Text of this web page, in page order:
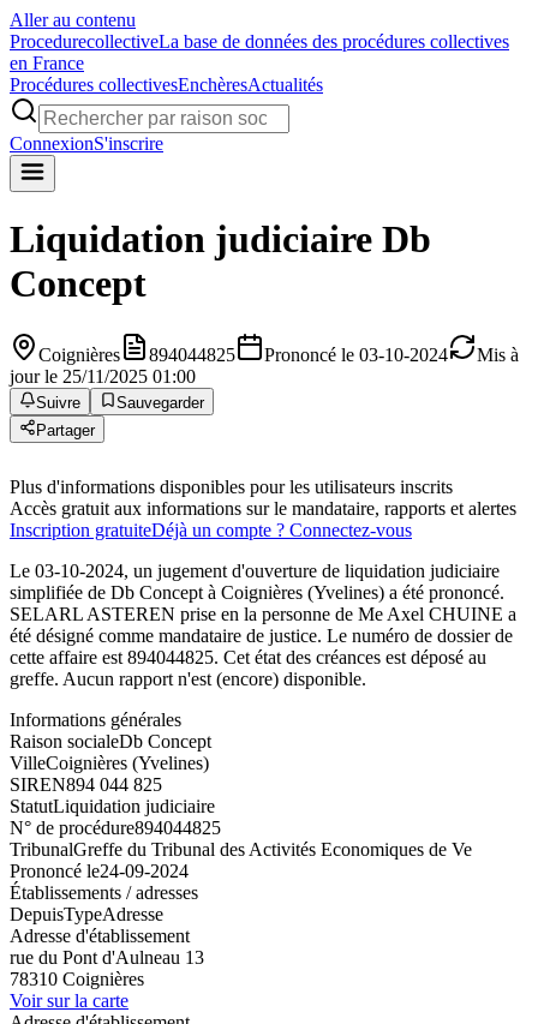
Aller au contenu
ProcedurecollectiveLa base de données des procédures collectives
en France
Procédures collectivesEnchèresActualités
ConnexionS'inscrire
Liquidation judiciaire Db
Concept
Coignières 894044825 Prononcé le 03-10-2024
Mis à
jour le 25/11/2025 01:00
Suivre
Sauvegarder
Partager
Plus d'informations disponibles pour les utilisateurs inscrits
Accès gratuit aux informations sur le mandataire, rapports et alertes
Inscription gratuiteDéjà un compte ? Connectez-vous
Le 03-10-2024, un jugement d'ouverture de liquidation judiciaire
simplifiée de Db Concept à Coignières (Yvelines) a été prononcé.
SELARL ASTEREN prise en la personne de Me Axel CHUINE a
été désigné comme mandataire de justice. Le numéro de dossier de
cette affaire est 894044825. Cet état des créances est déposé au
greffe. Aucun rapport n'est (encore) disponible.
Informations générales
Raison socialeDb Concept
VilleCoignières (Yvelines)
SIREN894 044 825
StatutLiquidation judiciaire
N° de procédure894044825
TribunalGreffe du Tribunal des Activités Economiques de Ve
Prononcé le24-09-2024
Établissements / adresses
DepuisTypeAdresse
Adresse d'établissement
rue du Pont d'Aulneau 13
78310 Coignières
Voir sur la carte